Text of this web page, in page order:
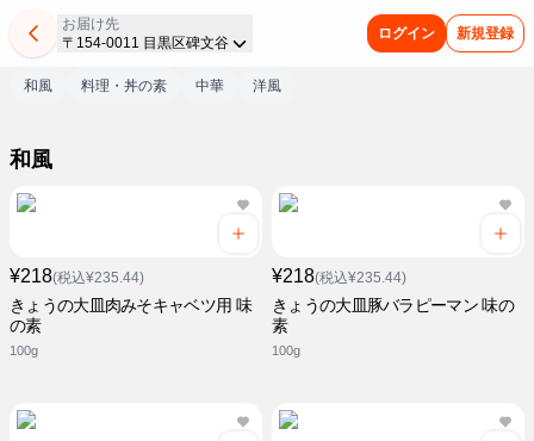
お届け先
〒154-0011 目黒区碑文谷
ログイン 新規登録
和風 料理・丼の素 中華 洋風
和風
¥218(税込¥235.44)
きょうの大皿肉みそキャベツ用 味
の素
100g
¥218(税込¥235.44)
きょうの大皿豚バラピーマン 味の
素
100g